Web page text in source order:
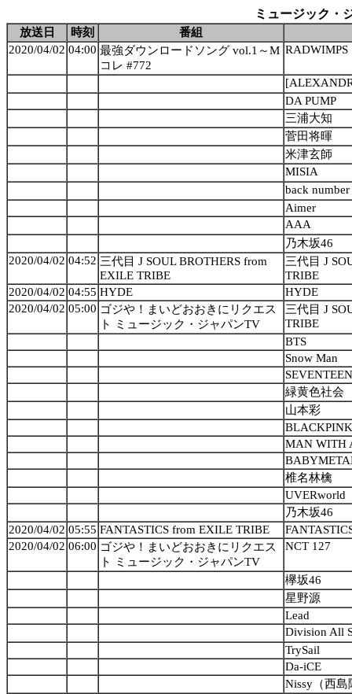
ミュージック・
放送日 時刻
番組
2020/04/02 04:00 最強ダウンロードソング vol.1～M
コレ #772
RADWIMPS
DA PUMP
三浦大知
菅田将暉
米津玄師
MISIA
back number
Aimer
AAA
乃木坂46
2020/04/02 04:52 三代目 J SOUL BROTHERS from
EXILE TRIBE
三代目 J
TRIBE
2020/04/02 04:55 HYDE
HYDE
2020/04/02 05:00 ゴジや！まいどおおきにリクエス
ト ミュージック・ジャパンTV
三代目 J
TRIBE
BTS
Snow Man
SEVENTEEN
緑黄色社会
山本彩
BLACKPINK
MAN WITH
椎名林檎
UVERworld
乃木坂46
2020/04/02 05:55 FANTASTICS from EXILE TRIBE
2020/04/02 06:00 ゴジや！まいどおおきにリクエス
ト ミュージック・ジャパンTV
NCT 127
欅坂46
星野源
Lead
Division All
TrySail
Da-iCE
Nissy（西島